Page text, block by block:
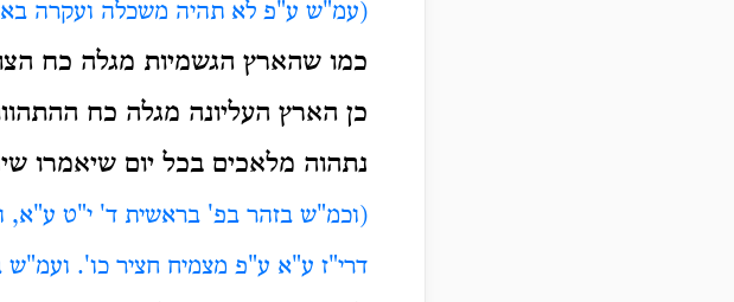
(עמ"ש ע"פ לא תהיה משכלה ועקרה
כמו שהארץ הגשמיות מגלה כח
כן הארץ העליונה מגלה כח
נתהוה מלאכים בכל יום שיאמרו
(וכמ"ש בזהר בפ' בראשית ד' י"ט ע"א,
דרי"ז ע"א ע"פ מצמיח חציר כו'.